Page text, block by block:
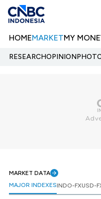
HOMEMARKETMY
RESEARCHOPINION
MARKET DATA
MAJOR INDEXESINDO-FXUSD-